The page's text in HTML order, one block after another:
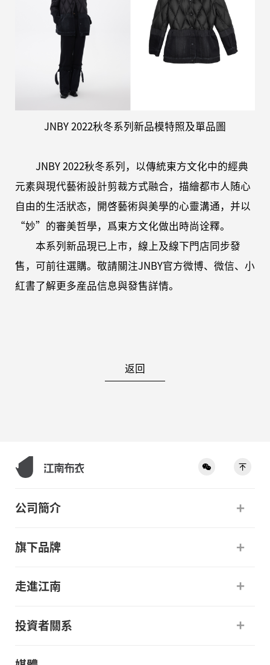
JNBY 2022秋冬系列新品模特照及單品圖
JNBY 2022秋冬系列，以傳統東方文化中的經典
元素與現代藝術設計剪裁方式融合，描繪都市人随心
自由的生活狀态，開啓藝術與美學的心靈溝通，并以
“妙”的審美哲學，爲東方文化做出時尚诠釋。
本系列新品現已上市，線上及線下門店同步發
售，可前往選購。敬請關注JNBY官方微博、微信、小
紅書了解更多産品信息與發售詳情。
返回
公司簡介
旗下品牌
走進江南
投資者關系